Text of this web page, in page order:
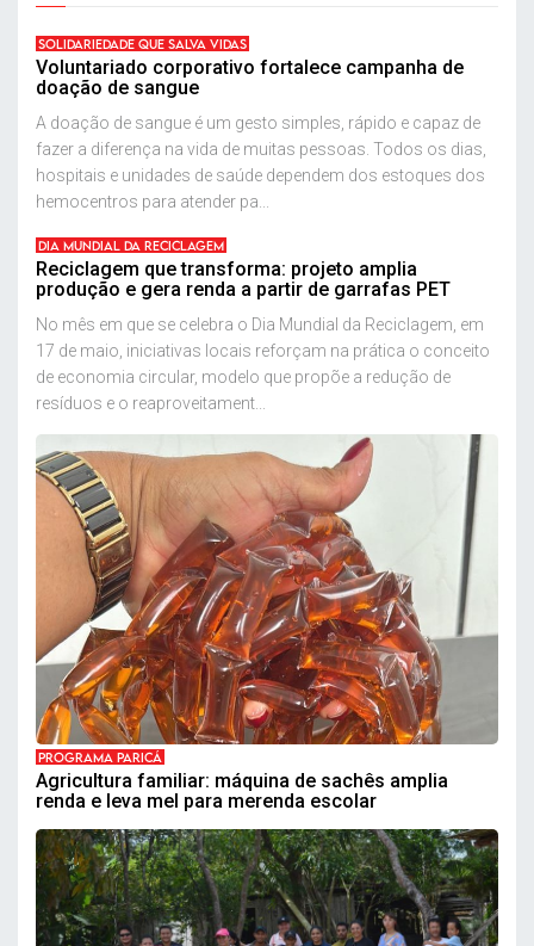
SOLIDARIEDADE QUE SALVA VIDAS
Voluntariado corporativo fortalece campanha de
doação de sangue
A doação de sangue é um gesto simples, rápido e capaz de
fazer a diferença na vida de muitas pessoas. Todos os dias,
hospitais e unidades de saúde dependem dos estoques dos
hemocentros para atender pa...
DIA MUNDIAL DA RECICLAGEM
Reciclagem que transforma: projeto amplia
produção e gera renda a partir de garrafas PET
No mês em que se celebra o Dia Mundial da Reciclagem, em
17 de maio, iniciativas locais reforçam na prática o conceito
de economia circular, modelo que propõe a redução de
resíduos e o reaproveitament...
PROGRAMA PARICÁ
Agricultura familiar: máquina de sachês amplia
renda e leva mel para merenda escolar